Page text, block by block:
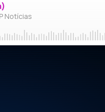
Notícias